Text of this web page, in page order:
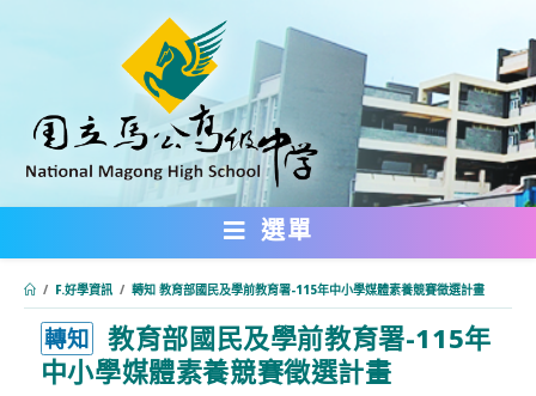
內
選單
/ F.好學資訊 / 轉知 教育部國民及學前教育署-115年中小學媒體素養競賽徵選計畫
轉知
教育部國民及學前教育署-115年
中小學媒體素養競賽徵選計畫